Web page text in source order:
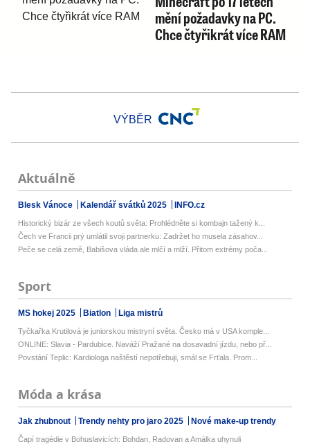
mění požadavky na PC.
Chce čtyřikrát více RAM
VÝBĚR
Aktuálně
Blesk Vánoce Kalendář svátků 2025 INFO.cz
Historický bizár ze všech koutů světa: Prohlédněte si kombajn tažený k...
Čech ve Francii prý umlátil svoji partnerku: Zadržet ho musela zásahov...
Peče se celá země, Babišova vláda ale mlčí a mlží. Přitom extrémy poča...
Sport
MS hokej 2025 Biatlon Liga mistrů
Tyčkařka Krutilová je juniorskou mistryní světa. Česko má v USA komple...
ONLINE: Slavia - Pardubice. Naváží Pražané na dosavadní jízdu, nebo př...
Povstání Teplic: Kardiologa naštěstí nepotřebuji, smál se Frťala. Prom...
Móda a krása
Jak zhubnout Trendy nehty pro jaro 2025 Nové make-up trendy
Čapí tragédie v Bohuslavicích: Bohdan, Radovan a Amálka uhynuli